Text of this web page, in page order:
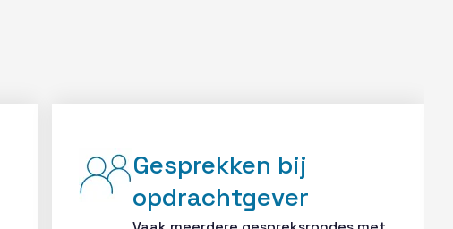
Gesprekken bij
opdrachtgever